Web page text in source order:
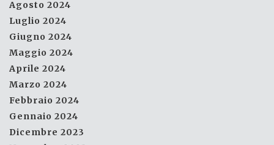
Agosto 2024
Luglio 2024
Giugno 2024
Maggio 2024
Aprile 2024
Marzo 2024
Febbraio 2024
Gennaio 2024
Dicembre 2023